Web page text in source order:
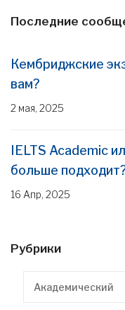
Последние
Кембриджские
вам?
2 мая, 2025
IELTS Academic
больше
16 Апр, 2025
Рубрики
Академический